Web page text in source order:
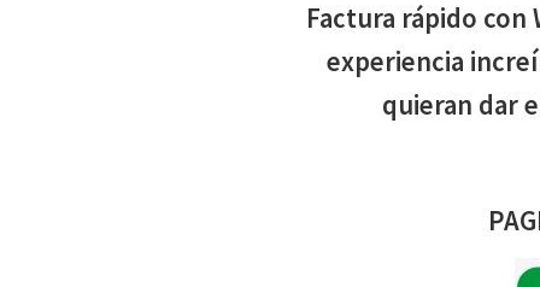
Factura rápido con
experiencia
quieran dar